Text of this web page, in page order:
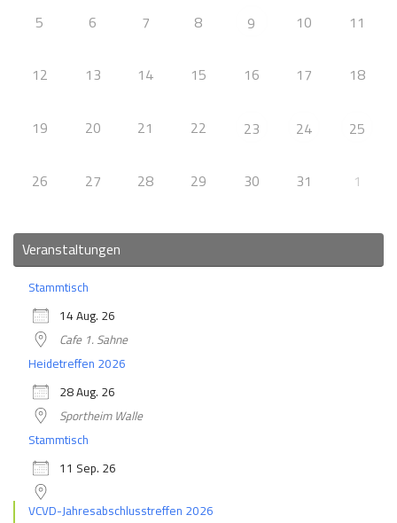
5 6 7 8 9 10 11
12 13 14 15 16 17 18
19 20 21 22 23 24 25
26 27 28 29 30 31 1
Veranstaltungen
Stammtisch
14 Aug. 26
Cafe 1. Sahne
Heidetreffen 2026
28 Aug. 26
Sportheim Walle
Stammtisch
11 Sep. 26
VCVD-Jahresabschlusstreffen 2026